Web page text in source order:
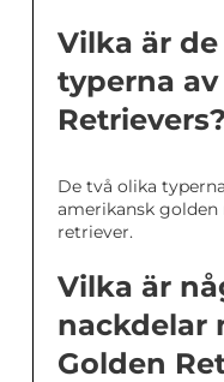
Vilka är
typerna av
Retrievers?
De två olika
amerikansk
retriever.
Vilka är
nackdelar
Golden